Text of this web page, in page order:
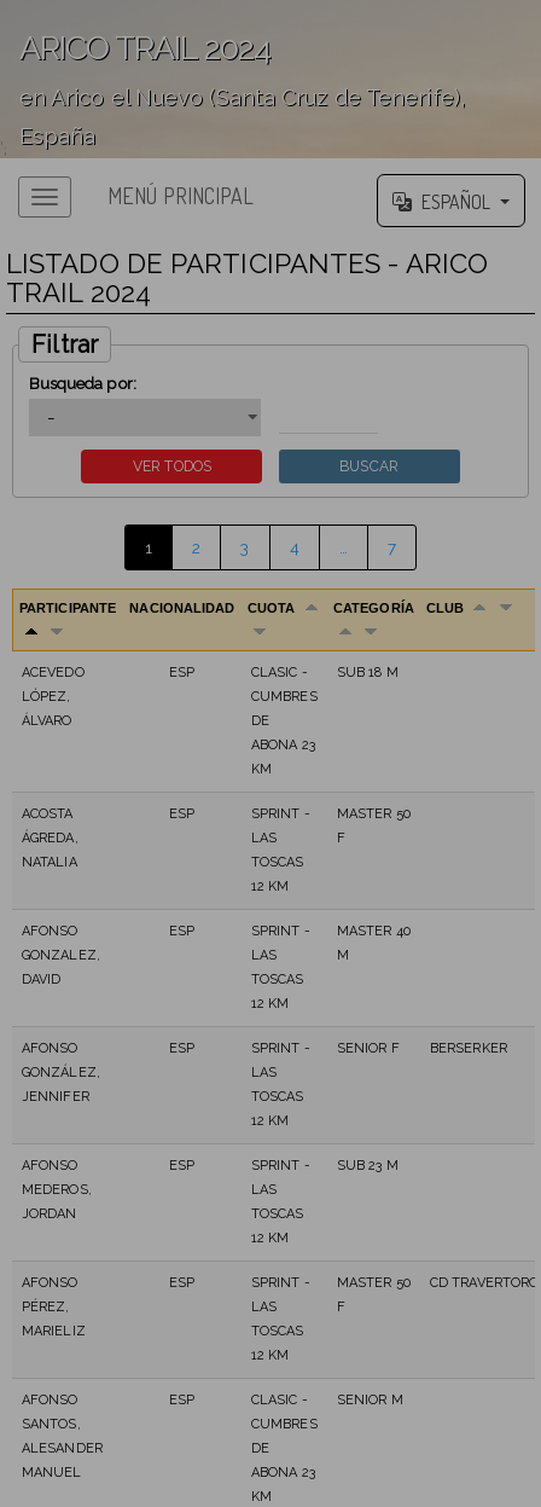
ARICO TRAIL 2024
en Arico el Nuevo (Santa Cruz de Tenerife),
España
';
MENÚ PRINCIPAL ESPAÑOL
LISTADO DE PARTICIPANTES - ARICO
TRAIL 2024
Filtrar
Busqueda por:
1 2 3 4 7
PARTICIPANTE NACIONALIDAD CUOTA CATEGORÍA CLUB
ACEVEDO
LÓPEZ,
ÁLVARO
ESP
CLASIC -
CUMBRES
DE
ABONA 23
KM
SUB 18 M
ACOSTA
ÁGREDA,
NATALIA
ESP
SPRINT -
LAS
TOSCAS
12 KM
MASTER 50
F
AFONSO
GONZALEZ,
DAVID
ESP
SPRINT -
LAS
TOSCAS
12 KM
MASTER 40
M
AFONSO
GONZÁLEZ,
JENNIFER
ESP
SPRINT -
LAS
TOSCAS
12 KM
SENIOR F BERSERKER
AFONSO
MEDEROS,
JORDAN
ESP
SPRINT -
LAS
TOSCAS
12 KM
SUB 23 M
AFONSO
PÉREZ,
MARIELIZ
ESP
SPRINT -
LAS
TOSCAS
12 KM
MASTER 50
F
CD TRAVERTORO
AFONSO
SANTOS,
ALESANDER
MANUEL
ESP
CLASIC -
CUMBRES
DE
ABONA 23
KM
SENIOR M